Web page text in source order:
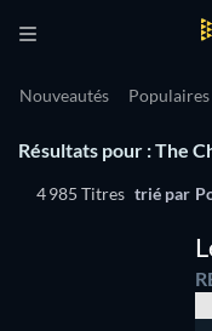
Nouveautés Populaires
Résultats pour : The
4 985 Titres trié par